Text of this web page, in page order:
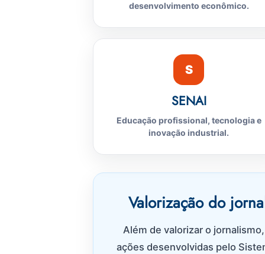
desenvolvimento econômico.
S
SENAI
Educação profissional, tecnologia e
inovação industrial.
Valorização do
Além de valorizar o
ações desenvolvidas pelo